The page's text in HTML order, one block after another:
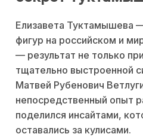
Елизавета Туктамышева
фигур на российском и
— результат не только
тщательно выстроенной
Матвей Рубенович
непосредственный опыт
поделился инсайтами,
оставались за кулисами.